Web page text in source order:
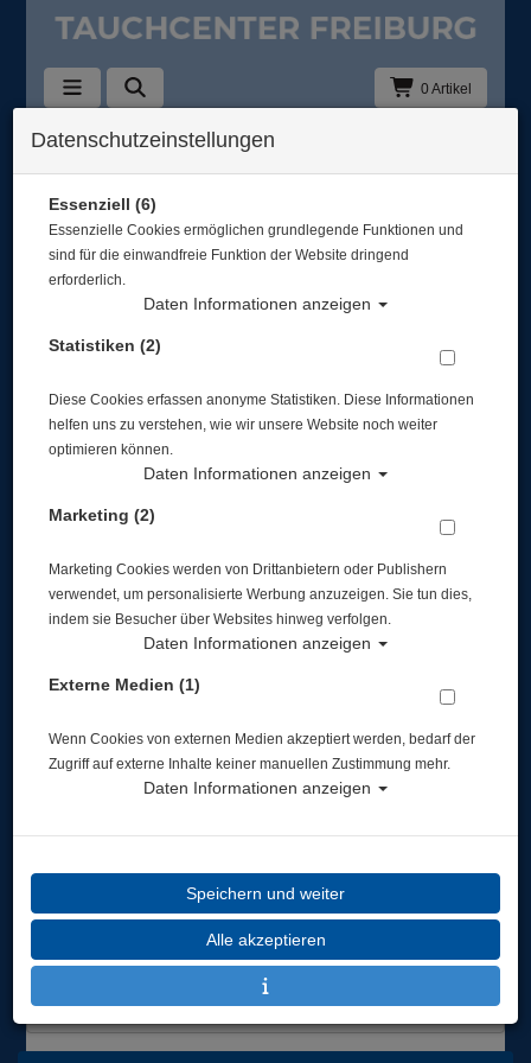
0 Artikel
Tagesausfahrt
11.06.23
Junior OWD
Einsteigerkurs ab 10
Jahren an Pfingsten
Einsteigerkurs ab 10 Jahren
Kompaktkurs jetzt
buchen
Unser OWD Oster-
31.03.23 für nur 399.00 € statt
SSI Sidemount tauchen
Lerne gemeinsam mit unsere
Tauchlehrer auf ganz
Restplätze in unseren Spezialkursen im März
Interessante Spezialkurse im Monat März. Lerne in unseren Theorie
Datenschutzeinstellungen
Essenziell (6)
Essenzielle Cookies ermöglichen grundlegende Funktionen und
sind für die einwandfreie Funktion der Website dringend
erforderlich.
Daten Informationen anzeigen
Statistiken (2)
Diese Cookies erfassen anonyme Statistiken. Diese Informationen
helfen uns zu verstehen, wie wir unsere Website noch weiter
optimieren können.
Daten Informationen anzeigen
Marketing (2)
Marketing Cookies werden von Drittanbietern oder Publishern
verwendet, um personalisierte Werbung anzuzeigen. Sie tun dies,
indem sie Besucher über Websites hinweg verfolgen.
Daten Informationen anzeigen
Externe Medien (1)
Wenn Cookies von externen Medien akzeptiert werden, bedarf der
Zugriff auf externe Inhalte keiner manuellen Zustimmung mehr.
Daten Informationen anzeigen
Speichern und weiter
Alle akzeptieren